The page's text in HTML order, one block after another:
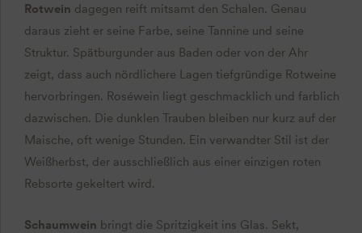
Rotwein dagegen reift mitsamt den Schalen. Genau
daraus zieht er seine Farbe, seine Tannine und seine
Struktur. Spätburgunder aus Baden oder von der Ahr
zeigt, dass auch nördlichere Lagen tiefgründige Rotweine
hervorbringen. Roséwein liegt geschmacklich und farblich
dazwischen. Die dunklen Trauben bleiben nur kurz auf der
Maische, oft wenige Stunden. Ein verwandter Stil ist der
Weißherbst, der ausschließlich aus einer einzigen roten
Rebsorte gekeltert wird.
Schaumwein bringt die Spritzigkeit ins Glas. Sekt,